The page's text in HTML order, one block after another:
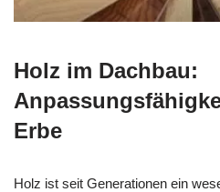
Holz im Dachbau:
Erbe
Holz ist seit Generationen ein